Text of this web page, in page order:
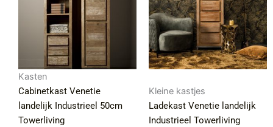
Kasten
Cabinetkast Venetie
landelijk Industrieel 50cm
Towerliving
Kleine kastjes
Ladekast Venetie landelijk
Industrieel Towerliving